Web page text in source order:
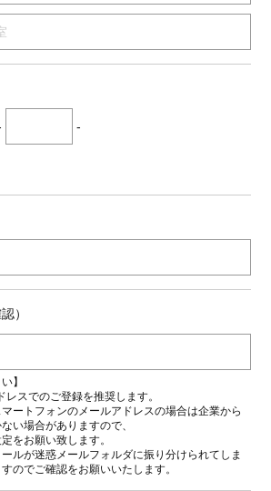
-
）
】
スでのご登録を推奨します。
ートフォンのメールアドレスの場合は企業から
い場合がありますので、
をお願い致します。
ルが迷惑メールフォルダに振り分けられてしま
のでご確認をお願いいたします。